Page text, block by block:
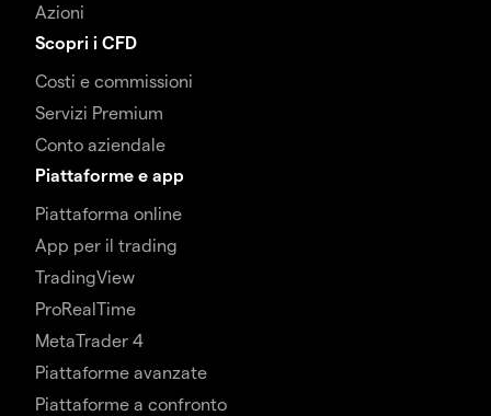
Azioni
Scopri i CFD
Costi e commissioni
Servizi Premium
Conto aziendale
Piattaforme e app
Piattaforma online
App per il trading
TradingView
ProRealTime
MetaTrader 4
Piattaforme avanzate
Piattaforme a confronto